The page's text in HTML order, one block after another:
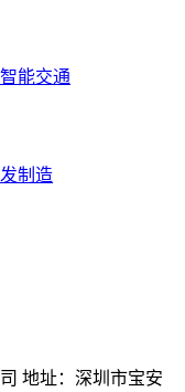
能交通
制造
地址：深圳市宝安